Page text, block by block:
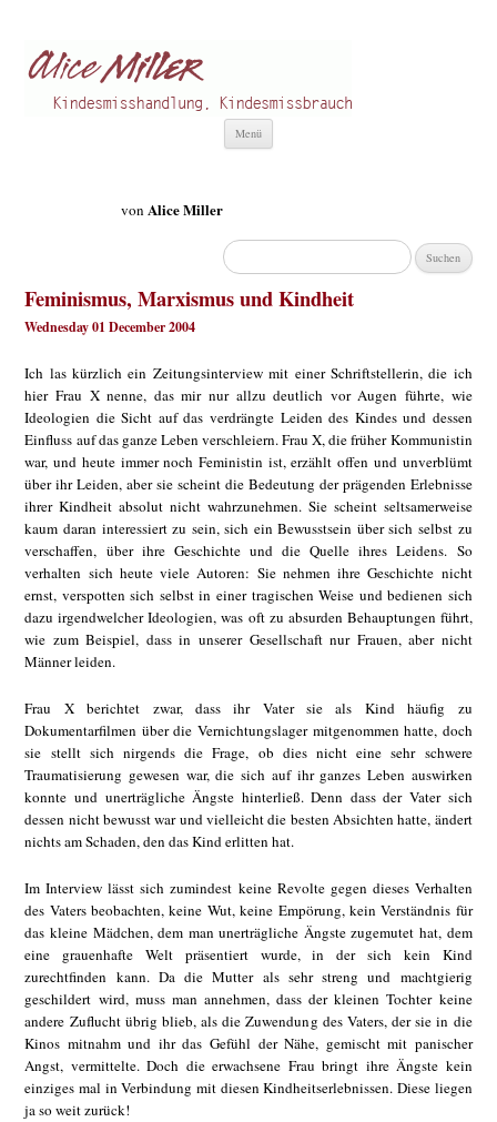
Menü
Suchen
nach:
von Alice Miller
Feminismus, Marxismus und Kindheit
Wednesday 01 December 2004
Ich las kürzlich ein Zeitungsinterview mit einer Schriftstellerin, die ich
hier Frau X nenne, das mir nur allzu deutlich vor Augen führte, wie
Ideologien die Sicht auf das verdrängte Leiden des Kindes und dessen
Einfluss auf das ganze Leben verschleiern. Frau X, die früher Kommunistin
war, und heute immer noch Feministin ist, erzählt offen und unverblümt
über ihr Leiden, aber sie scheint die Bedeutung der prägenden Erlebnisse
ihrer Kindheit absolut nicht wahrzunehmen. Sie scheint seltsamerweise
kaum daran interessiert zu sein, sich ein Bewusstsein über sich selbst zu
verschaffen, über ihre Geschichte und die Quelle ihres Leidens. So
verhalten sich heute viele Autoren: Sie nehmen ihre Geschichte nicht
ernst, verspotten sich selbst in einer tragischen Weise und bedienen sich
dazu irgendwelcher Ideologien, was oft zu absurden Behauptungen führt,
wie zum Beispiel, dass in unserer Gesellschaft nur Frauen, aber nicht
Männer leiden.
Frau X berichtet zwar, dass ihr Vater sie als Kind häufig zu
Dokumentarfilmen über die Vernichtungslager mitgenommen hatte, doch
sie stellt sich nirgends die Frage, ob dies nicht eine sehr schwere
Traumatisierung gewesen war, die sich auf ihr ganzes Leben auswirken
konnte und unerträgliche Ängste hinterließ. Denn dass der Vater sich
dessen nicht bewusst war und vielleicht die besten Absichten hatte, ändert
nichts am Schaden, den das Kind erlitten hat.
Im Interview lässt sich zumindest keine Revolte gegen dieses Verhalten
des Vaters beobachten, keine Wut, keine Empörung, kein Verständnis für
das kleine Mädchen, dem man unerträgliche Ängste zugemutet hat, dem
eine grauenhafte Welt präsentiert wurde, in der sich kein Kind
zurechtfinden kann. Da die Mutter als sehr streng und machtgierig
geschildert wird, muss man annehmen, dass der kleinen Tochter keine
andere Zuflucht übrig blieb, als die Zuwendung des Vaters, der sie in die
Kinos mitnahm und ihr das Gefühl der Nähe, gemischt mit panischer
Angst, vermittelte. Doch die erwachsene Frau bringt ihre Ängste kein
einziges mal in Verbindung mit diesen Kindheitserlebnissen. Diese liegen
ja so weit zurück!